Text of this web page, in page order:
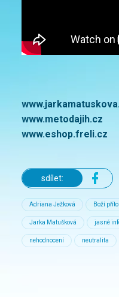
www.metodajih.cz
www.eshop.freli.cz
sdílet:
Adriana Ježková Boží
Jarka Matušková jasné
nehodnocení neutralita